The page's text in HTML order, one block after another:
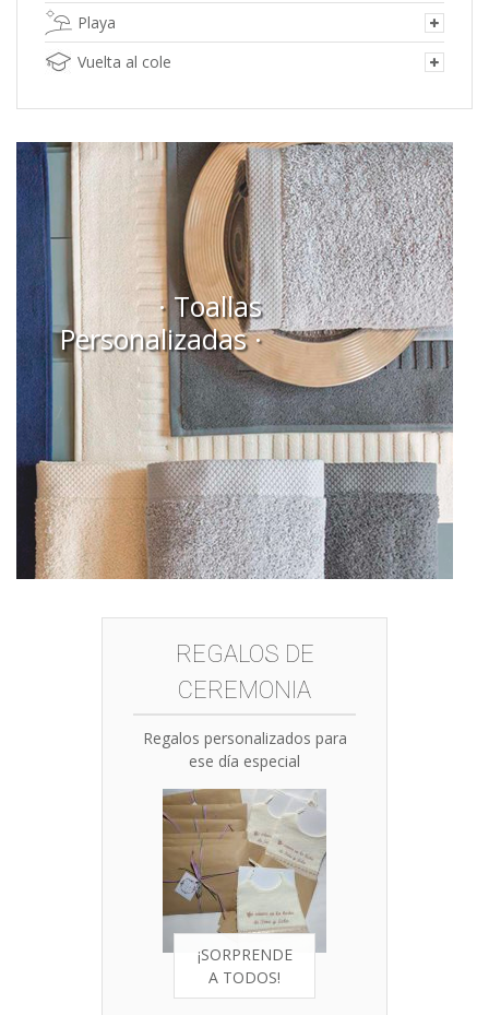
Playa
Vuelta al cole
· Toallas
Personalizadas ·
REGALOS DE
CEREMONIA
Regalos personalizados para
ese día especial
¡SORPRENDE
A TODOS!